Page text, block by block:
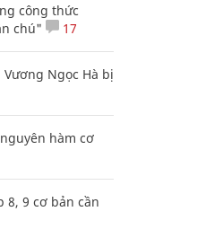
công thức
chú"
17
Vương Ngọc Hà bị
hàm cơ
8, 9 cơ bản cần